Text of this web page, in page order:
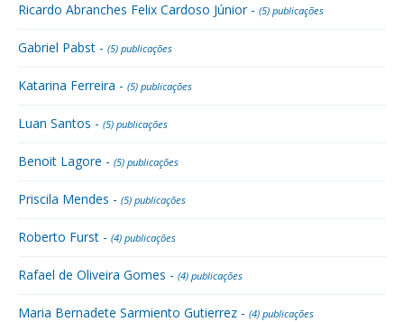
Ricardo Abranches Felix Cardoso Júnior - (5) publicações
Gabriel Pabst - (5) publicações
Katarina Ferreira - (5) publicações
Luan Santos - (5) publicações
Benoit Lagore - (5) publicações
Priscila Mendes - (5) publicações
Roberto Furst - (4) publicações
Rafael de Oliveira Gomes - (4) publicações
Maria Bernadete Sarmiento Gutierrez - (4) publicações